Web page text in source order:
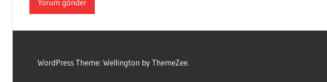
WordPress Theme: Wellington by ThemeZee.